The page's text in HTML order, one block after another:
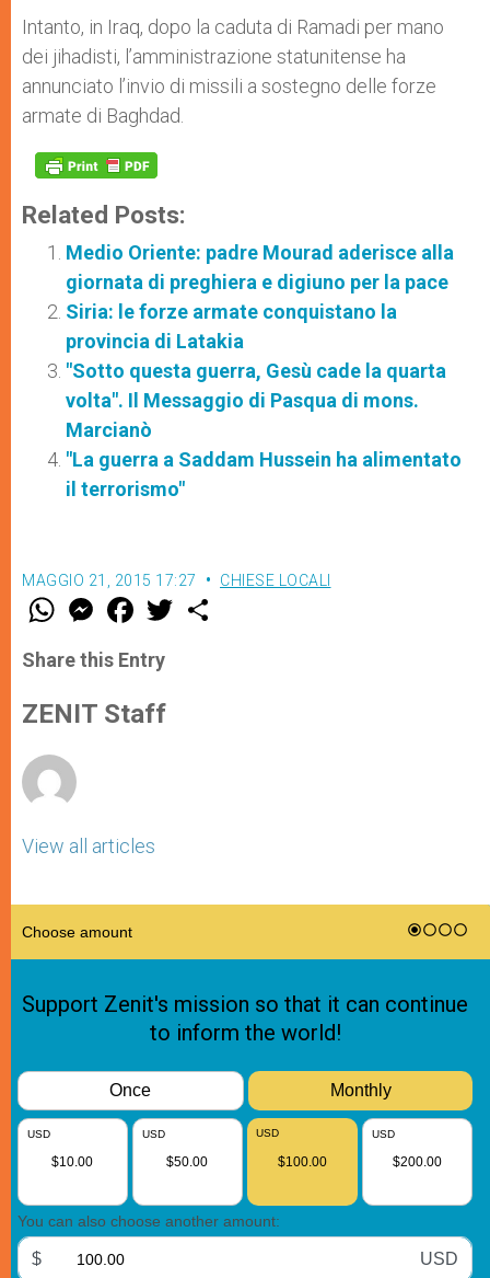
Intanto, in Iraq, dopo la caduta di Ramadi per mano
dei jihadisti, l’amministrazione statunitense ha
annunciato l’invio di missili a sostegno delle forze
armate di Baghdad.
Related Posts:
Medio Oriente: padre Mourad aderisce alla
giornata di preghiera e digiuno per la pace
Siria: le forze armate conquistano la
provincia di Latakia
"Sotto questa guerra, Gesù cade la quarta
volta". Il Messaggio di Pasqua di mons.
Marcianò
"La guerra a Saddam Hussein ha alimentato
il terrorismo"
MAGGIO 21, 2015 17:27 CHIESE LOCALI
W
t
s
p
p
M
e
s
e
g
e
F
a
e
b
o
k
w
Share this Entry
ZENIT Staff
View all articles